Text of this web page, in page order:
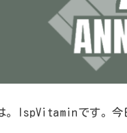
。IspVitaminです。今